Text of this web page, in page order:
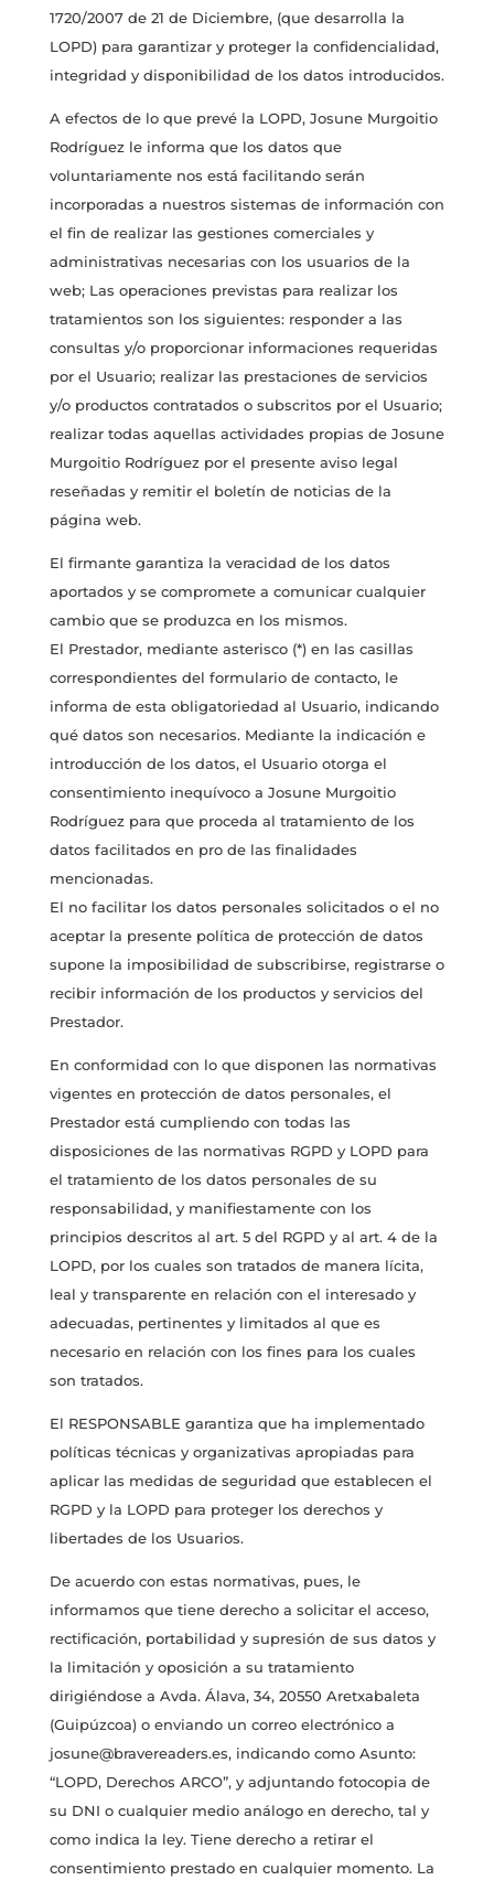
1720/2007 de 21 de Diciembre, (que desarrolla la
LOPD) para garantizar y proteger la confidencialidad,
integridad y disponibilidad de los datos introducidos.
A efectos de lo que prevé la LOPD, Josune Murgoitio
Rodríguez le informa que los datos que
voluntariamente nos está facilitando serán
incorporadas a nuestros sistemas de información con
el fin de realizar las gestiones comerciales y
administrativas necesarias con los usuarios de la
web; Las operaciones previstas para realizar los
tratamientos son los siguientes: responder a las
consultas y/o proporcionar informaciones requeridas
por el Usuario; realizar las prestaciones de servicios
y/o productos contratados o subscritos por el Usuario;
realizar todas aquellas actividades propias de Josune
Murgoitio Rodríguez por el presente aviso legal
reseñadas y remitir el boletín de noticias de la
página web.
El firmante garantiza la veracidad de los datos
aportados y se compromete a comunicar cualquier
cambio que se produzca en los mismos.
El Prestador, mediante asterisco (*) en las casillas
correspondientes del formulario de contacto, le
informa de esta obligatoriedad al Usuario, indicando
qué datos son necesarios. Mediante la indicación e
introducción de los datos, el Usuario otorga el
consentimiento inequívoco a Josune Murgoitio
Rodríguez para que proceda al tratamiento de los
datos facilitados en pro de las finalidades
mencionadas.
El no facilitar los datos personales solicitados o el no
aceptar la presente política de protección de datos
supone la imposibilidad de subscribirse, registrarse o
recibir información de los productos y servicios del
Prestador.
En conformidad con lo que disponen las normativas
vigentes en protección de datos personales, el
Prestador está cumpliendo con todas las
disposiciones de las normativas RGPD y LOPD para
el tratamiento de los datos personales de su
responsabilidad, y manifiestamente con los
principios descritos al art. 5 del RGPD y al art. 4 de la
LOPD, por los cuales son tratados de manera lícita,
leal y transparente en relación con el interesado y
adecuadas, pertinentes y limitados al que es
necesario en relación con los fines para los cuales
son tratados.
El RESPONSABLE garantiza que ha implementado
políticas técnicas y organizativas apropiadas para
aplicar las medidas de seguridad que establecen el
RGPD y la LOPD para proteger los derechos y
libertades de los Usuarios.
De acuerdo con estas normativas, pues, le
informamos que tiene derecho a solicitar el acceso,
rectificación, portabilidad y supresión de sus datos y
la limitación y oposición a su tratamiento
dirigiéndose a Avda. Álava, 34, 20550 Aretxabaleta
(Guipúzcoa) o enviando un correo electrónico a
josune@bravereaders.es, indicando como Asunto:
“LOPD, Derechos ARCO”, y adjuntando fotocopia de
su DNI o cualquier medio análogo en derecho, tal y
como indica la ley. Tiene derecho a retirar el
consentimiento prestado en cualquier momento. La